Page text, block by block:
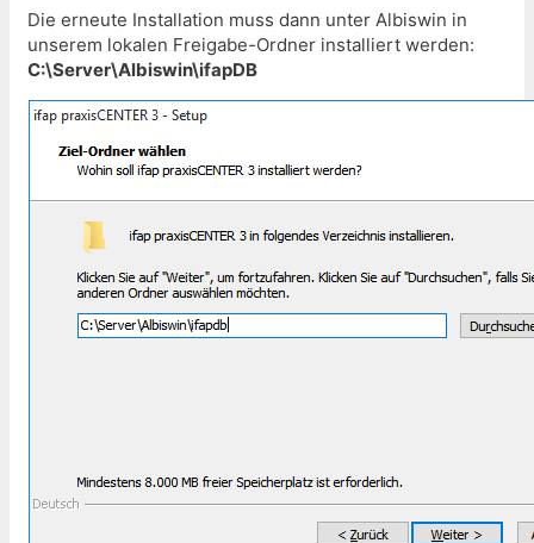
Die erneute Installation muss dann unter Albiswin in
unserem lokalen Freigabe-Ordner installiert werden:
C:\Server\Albiswin\ifapDB